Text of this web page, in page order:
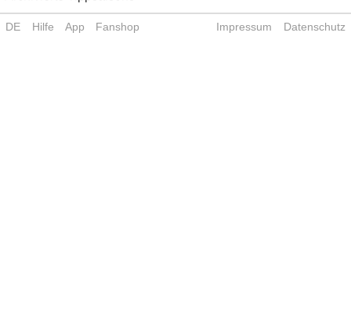
DE Hilfe App Fanshop Impressum Datenschutz